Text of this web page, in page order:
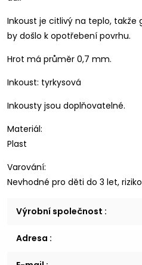
Inkoust je citlivý na teplo,
by došlo k opotřebení povrhu.
Hrot má průměr 0,7 mm.
Inkoust: tyrkysová
Inkousty jsou doplňovatelné.
Materiál:
Plast
Varování:
Nevhodné pro děti do 3 let,
Výrobní společnost :
Adresa :